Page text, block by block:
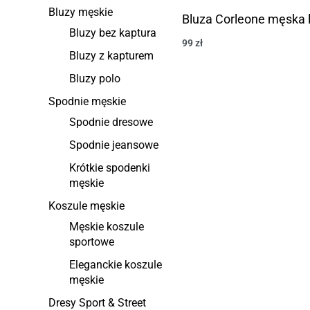
Bluzy męskie
Bluzy bez kaptura
Bluzy z kapturem
Bluzy polo
Spodnie męskie
Spodnie dresowe
Spodnie jeansowe
Krótkie spodenki
męskie
Koszule męskie
Męskie koszule
sportowe
Eleganckie koszule
męskie
Dresy Sport & Street
Bluza Corleone męska
99zł